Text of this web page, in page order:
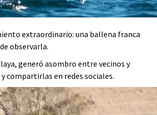
extraordinario: una ballena franca
observarla.
generó asombro entre vecinos y
compartirlas en redes sociales.